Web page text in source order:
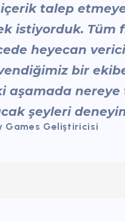
talep
istiyorduk. Tüm
heyecan
bir
aşamada nereye
şeyleri
Games Geliştiricisi